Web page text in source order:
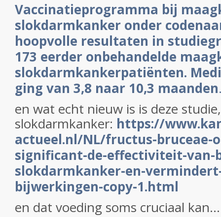
Vaccinatieprogramma bij
slokdarmkanker onder
hoopvolle resultaten in
173 eerder onbehandelde
slokdarmkankerpatiënten.
ging van 3,8 naar 10,3 maanden
en wat echt nieuw is is deze
slokdarmkanker: https://
actueel.nl/NL/fructus-bruceae-
significant-de-effectiviteit-van-
slokdarmkanker-en-
bijwerkingen-copy-1.html
en dat voeding soms cruciaal kan...